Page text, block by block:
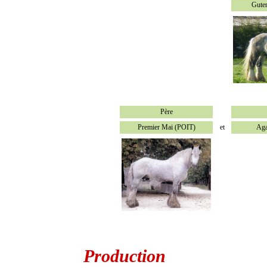
Père
Premier Mai (POIT)
et
Production